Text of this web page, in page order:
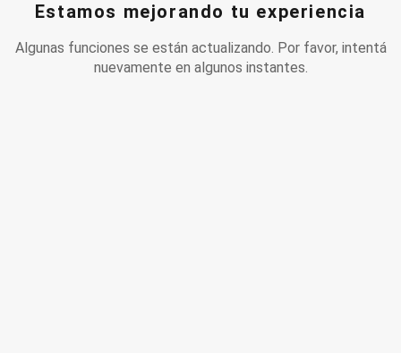
Estamos mejorando tu experiencia
Algunas funciones se están actualizando. Por favor, intentá
nuevamente en algunos instantes.